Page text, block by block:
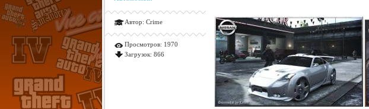
Автор: Crime
Просмотров: 1970
Загрузок: 866